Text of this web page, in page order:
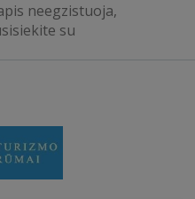
neegzistuoja,
su